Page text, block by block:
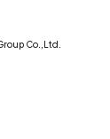
Co.,Ltd.